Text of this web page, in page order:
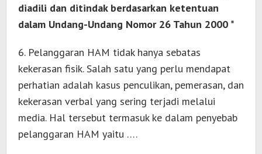
diadili dan ditindak berdasarkan ketentuan
dalam Undang-Undang Nomor 26 Tahun 2000 *
6. Pelanggaran HAM tidak hanya sebatas
kekerasan fisik. Salah satu yang perlu mendapat
perhatian adalah kasus penculikan, pemerasan, dan
kekerasan verbal yang sering terjadi melalui
media. Hal tersebut termasuk ke dalam penyebab
pelanggaran HAM yaitu ….